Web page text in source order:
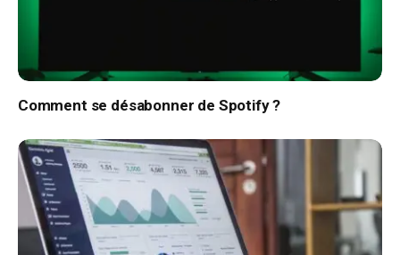
Comment se désabonner de Spotify ?